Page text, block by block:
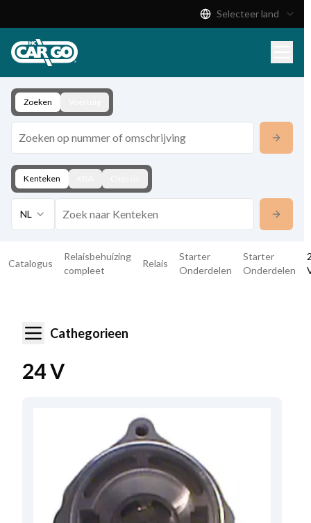
Download
Contact
Selecteer land
Zoeken
Kenteken
NL
Catalogus
Relaisbehuizing
compleet
Relais
Starter
Onderdelen
Starter
Onderdelen
Cathegorieen
24 V